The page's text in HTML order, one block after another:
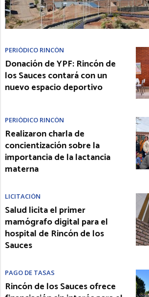
PERIÓDICO RINCÓN
Donación de YPF: Rincón de
los Sauces contará con un
nuevo espacio deportivo
PERIÓDICO RINCÓN
Realizaron charla de
concientización sobre la
importancia de la lactancia
materna
LICITACIÓN
Salud licita el primer
mamógrafo digital para el
hospital de Rincón de los
Sauces
PAGO DE TASAS
Rincón de los Sauces ofrece